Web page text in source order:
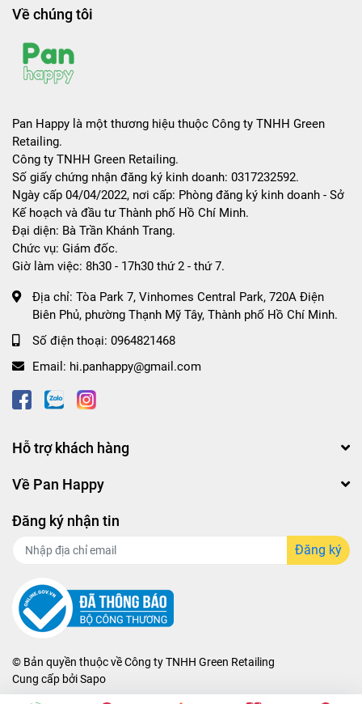
Về chúng tôi
Pan Happy là một thương hiệu thuộc Công ty TNHH Green
Retailing.
Công ty TNHH Green Retailing.
Số giấy chứng nhận đăng ký kinh doanh: 0317232592.
Ngày cấp 04/04/2022, nơi cấp: Phòng đăng ký kinh doanh - Sở
Kế hoạch và đầu tư Thành phố Hồ Chí Minh.
Đại diện: Bà Trần Khánh Trang.
Chức vụ: Giám đốc.
Giờ làm việc: 8h30 - 17h30 thứ 2 - thứ 7.
Địa chỉ: Tòa Park 7, Vinhomes Central Park, 720A Điện
Biên Phủ, phường Thạnh Mỹ Tây, Thành phố Hồ Chí Minh.
Số điện thoại: 0964821468
Email: hi.panhappy@gmail.com
Hỗ trợ khách hàng
Về Pan Happy
Đăng ký nhận tin
Đăng ký
© Bản quyền thuộc vềCông ty TNHH Green Retailing
Cung cấp bởiSapo